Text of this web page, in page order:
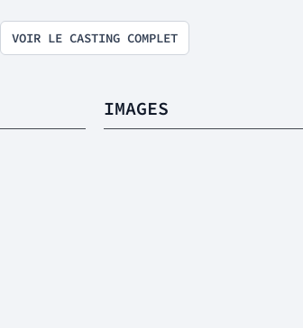
VOIR LE CASTING COMPLET
IMAGES